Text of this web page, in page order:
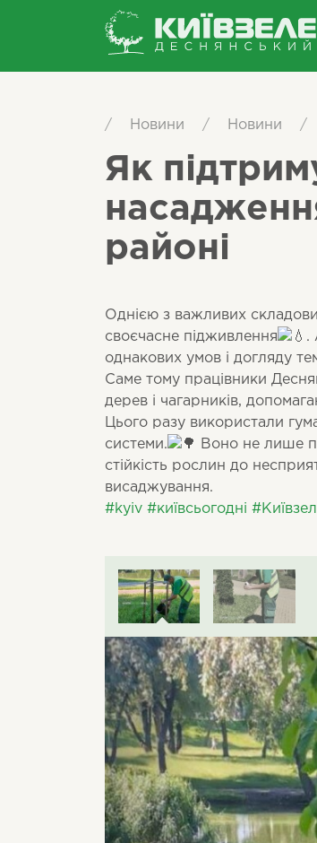
/ Новини / Новини /
Як
районі
Однією з важливих
своєчасне підживлення
.
однакових умов і догляду
Саме тому працівники
дерев і чагарників,
Цього разу використали
системи.
Воно не лише
стійкість рослин до
висаджування.
#kyiv #київсьогодні